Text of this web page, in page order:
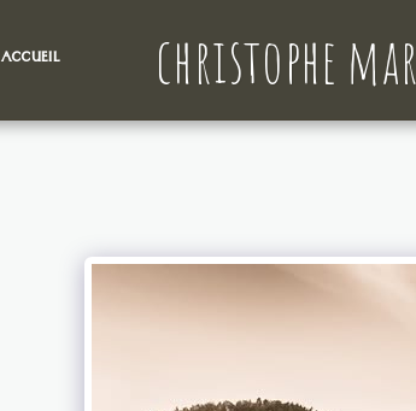
ACCUEIL christophe